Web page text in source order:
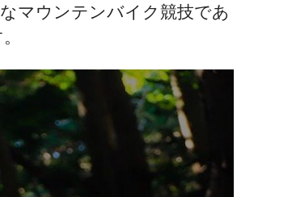
マウンテンバイク競技であ